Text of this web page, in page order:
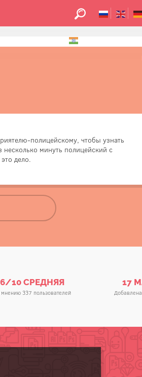
полицейскому, чтобы узнать
минуть полицейский с
дело.
Он считал её глуповатой, но
историю про труп со спичкой
несколько минут и полицейский очень
в прошлом сам не смог её разгадать и за
6/10 СРЕДНЯЯ
337 пользователей
17